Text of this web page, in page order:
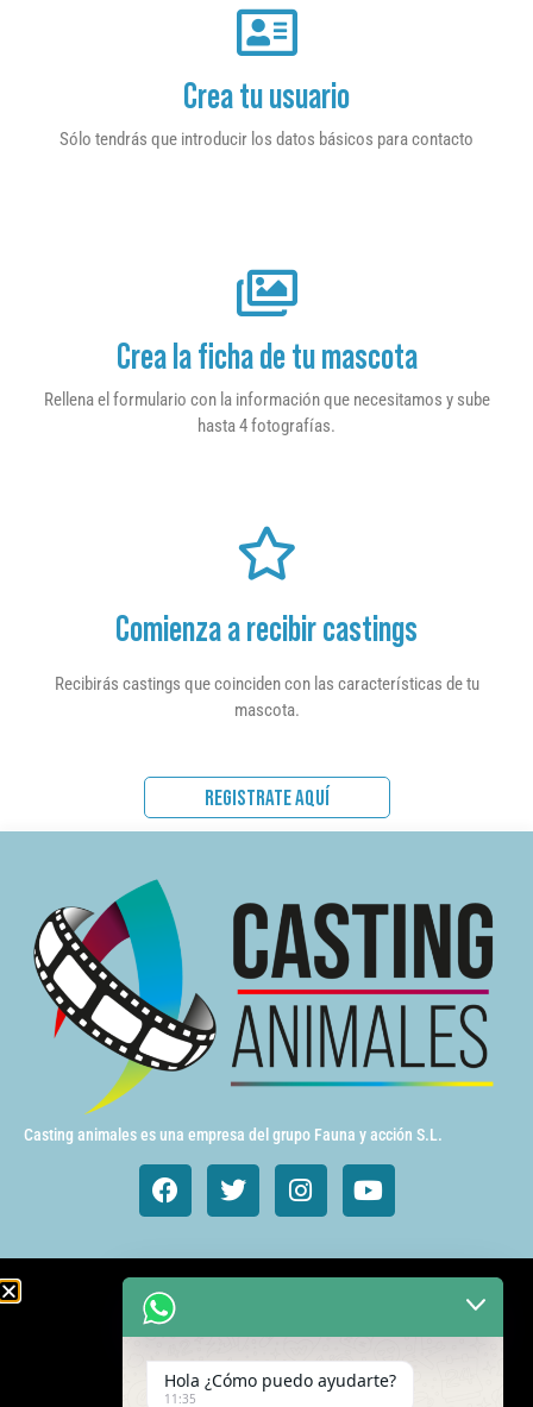
Crea tu usuario
Sólo tendrás que introducir los datos básicos para contacto
Crea la ficha de tu mascota
Rellena el formulario con la información que necesitamos y sube
hasta 4 fotografías.
Comienza a recibir castings
Recibirás castings que coinciden con las características de tu
mascota.
REGISTRATE AQUÍ
Casting animales es una empresa del grupo Fauna y acción S.L.
Animales de cine y TV
Gatos
Hola ¿Cómo puedo ayudarte?
11:35